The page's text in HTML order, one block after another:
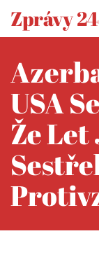
Zprávy
USA
Že